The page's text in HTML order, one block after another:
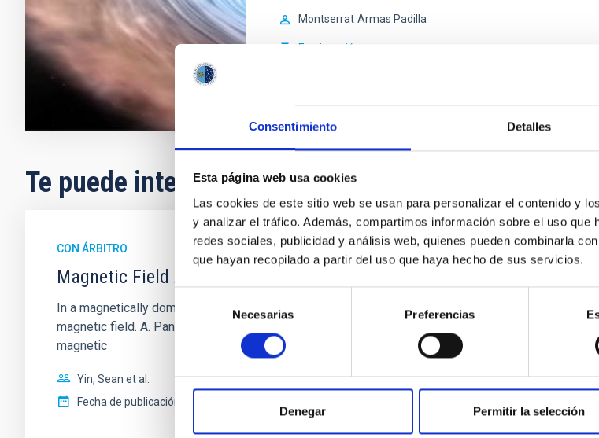
Consentimiento Detalles
Esta página web usa cookies
Las cookies de este sitio web se usan para personalizar el contenido y
y analizar el tráfico. Además, compartimos información sobre el uso que
redes sociales, publicidad y análisis web, quienes pueden combinarla
que hayan recopilado a partir del uso que haya hecho de sus servicios.
de
consentimiento
Necesarias Preferencias
Denegar Permitir la selección
Montserrat Armas Padilla
En ejecución
Te puede interesar
CON ÁRBITRO
Magnetic Field Alignment with Dense Cores in the Transition between
In a magnetically dominated model of star formation, we expect to see alignments between the
magnetic field. A. Pandhi et al. showed instead, however, that the orientation of cores and their
magnetic
Yin, Sean et al.
Fecha de publicación: